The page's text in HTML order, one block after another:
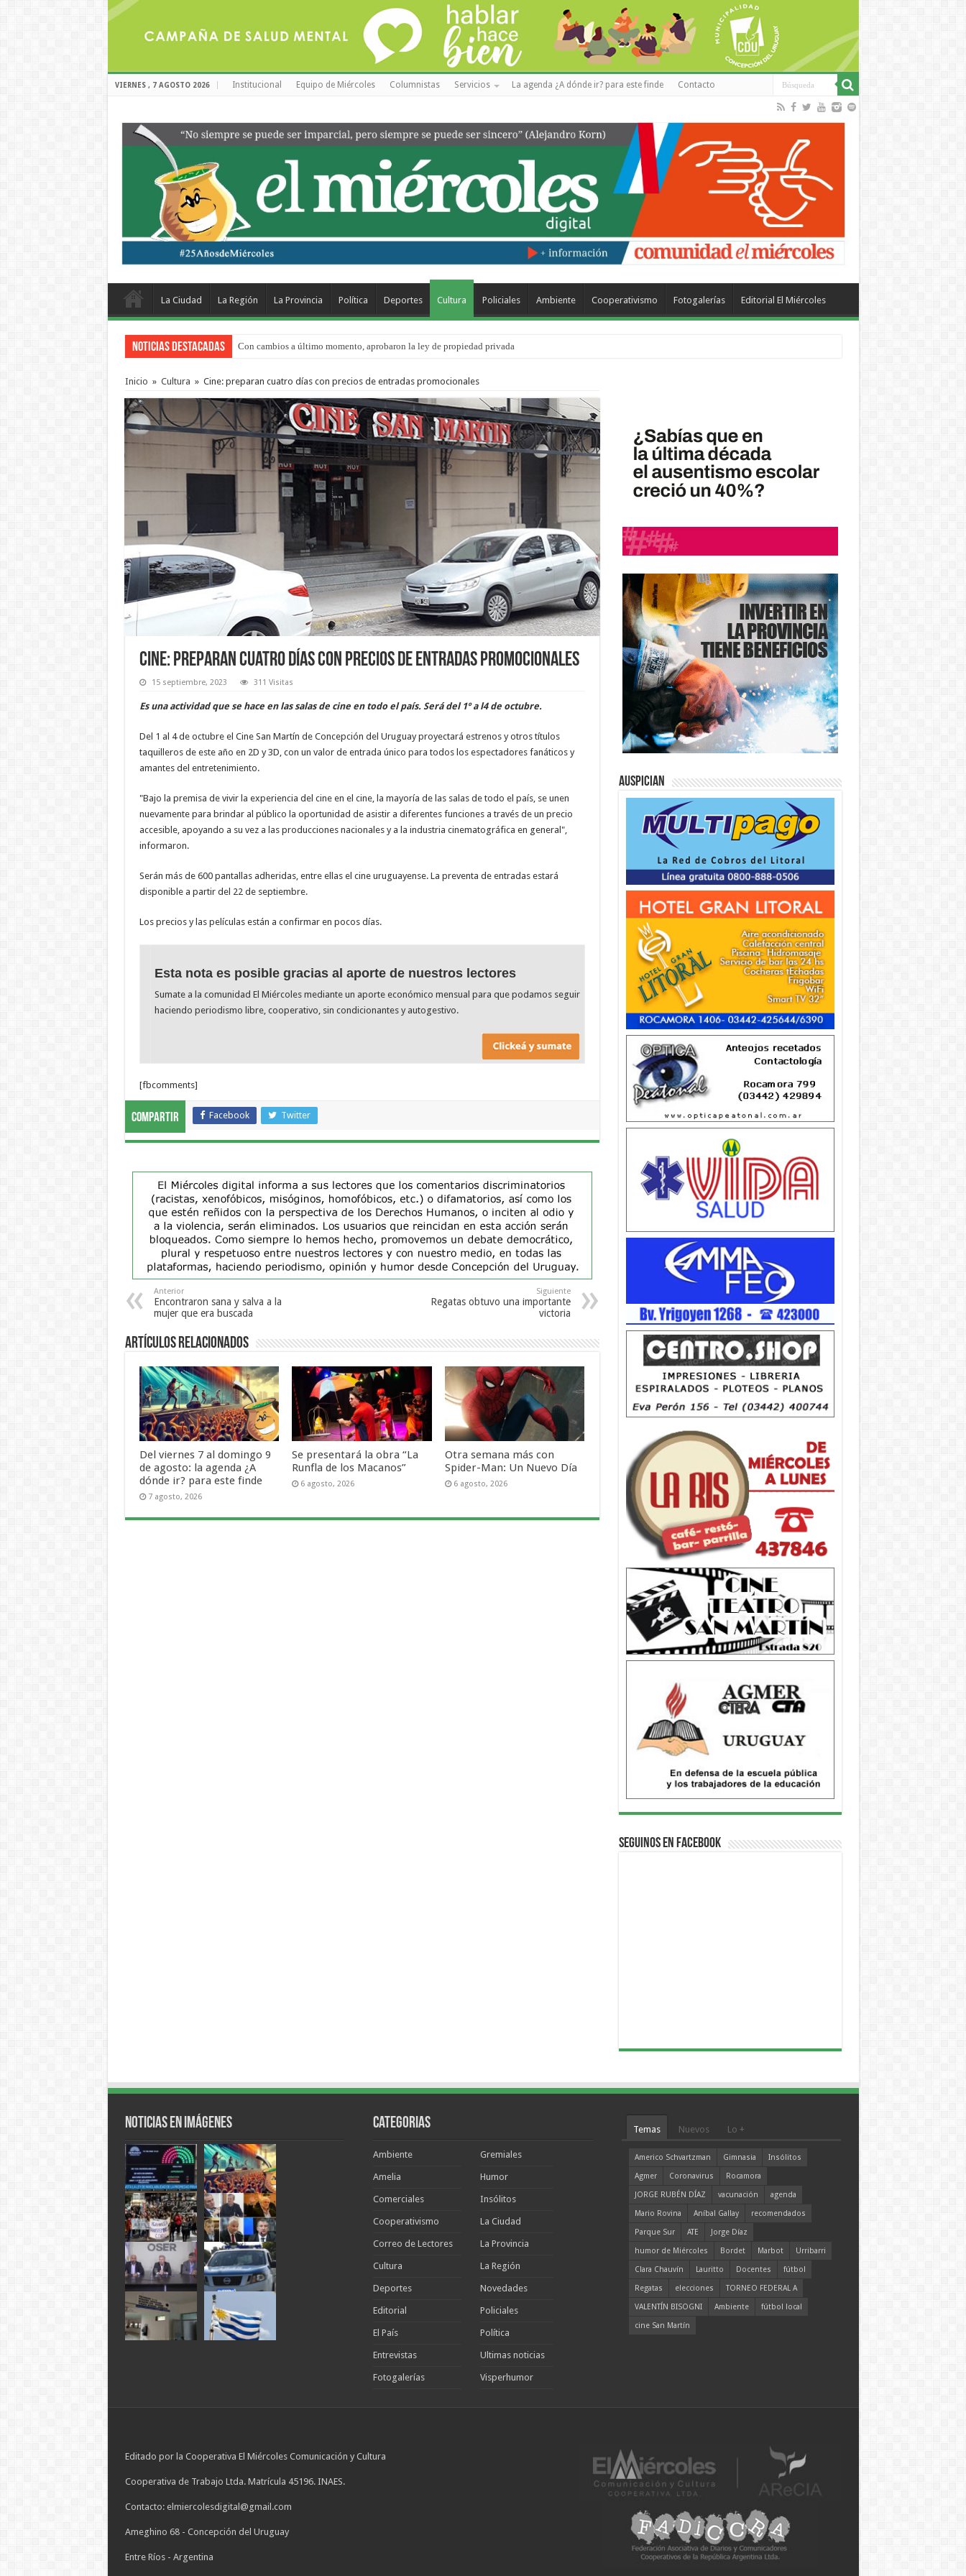
VIERNES , 7 AGOSTO 2026 Institucional Equipo de Miércoles Columnistas Servicios La agenda ¿A dónde ir? para este finde Contacto
La Ciudad La Región La Provincia Política Deportes Cultura Policiales Ambiente Cooperativismo Fotogalerías Editorial El Miércoles
Noticias Destacadas Con cambios a último momento, aprobaron la ley de propiedad privada
Del viernes 7 al domingo 9 de agosto: la agenda ¿A dónde ir? para este finde
Inicio » Cultura » Cine: preparan cuatro días con precios de entradas promocionales
Cine: preparan cuatro días con precios de entradas promocionales
15 septiembre, 2023 311 Visitas
Es una actividad que se hace en las salas de cine en todo el país. Será del 1º a l4 de octubre.
Del 1 al 4 de octubre el Cine San Martín de Concepción del Uruguay proyectará estrenos y otros títulos
taquilleros de este año en 2D y 3D, con un valor de entrada único para todos los espectadores fanáticos y
amantes del entretenimiento.
"Bajo la premisa de vivir la experiencia del cine en el cine, la mayoría de las salas de todo el país, se unen
nuevamente para brindar al público la oportunidad de asistir a diferentes funciones a través de un precio
accesible, apoyando a su vez a las producciones nacionales y a la industria cinematográfica en general",
informaron.
Serán más de 600 pantallas adheridas, entre ellas el cine uruguayense. La preventa de entradas estará
disponible a partir del 22 de septiembre.
Los precios y las películas están a confirmar en pocos días.
Esta nota es posible gracias al aporte de nuestros lectores
Sumate a la comunidad El Miércoles mediante un aporte económico mensual para que podamos seguir
haciendo periodismo libre, cooperativo, sin condicionantes y autogestivo.
[fbcomments]
Compartir Facebook Twitter
Anterior
Encontraron sana y salva a la
mujer que era buscada
Siguiente
Regatas obtuvo una importante
victoria
Artículos Relacionados
Del viernes 7 al domingo 9
de agosto: la agenda ¿A
dónde ir? para este finde
7 agosto, 2026
Se presentará la obra “La
Runfla de los Macanos”
6 agosto, 2026
Otra semana más con
Spider-Man: Un Nuevo Día
6 agosto, 2026
Auspician
Seguinos en Facebook
Noticias en Imágenes Categorias
Ambiente
Amelia
Comerciales
Cooperativismo
Correo de Lectores
Cultura
Deportes
Editorial
El País
Entrevistas
Fotogalerías
Gremiales
Humor
Insólitos
La Ciudad
La Provincia
La Región
Novedades
Policiales
Política
Ultimas noticias
Visperhumor
Temas Nuevos Lo +
Americo Schvartzman Gimnasia
Insólitos
Agmer
Coronavirus
Rocamora
JORGE RUBÉN DÍAZ
vacunación
agenda
Mario Rovina
Aníbal Gallay
recomendados
Parque Sur
ATE
Jorge Díaz
humor de Miércoles
Bordet Marbot
Urribarri
Clara Chauvín
Lauritto Docentes
fútbol
Regatas
elecciones
TORNEO FEDERAL A
VALENTÍN BISOGNI
Ambiente
fútbol local
cine San Martín
Editado por la Cooperativa El Miércoles Comunicación y Cultura
Cooperativa de Trabajo Ltda. Matrícula 45196. INAES.
Contacto: elmiercolesdigital@gmail.com
Ameghino 68 - Concepción del Uruguay
Entre Ríos - Argentina